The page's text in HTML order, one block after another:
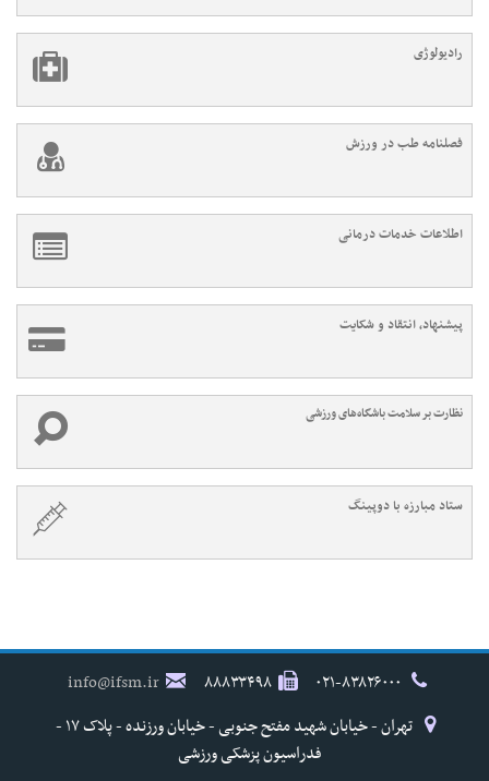
رادیولوژی
فصلنامه طب در ورزش
اطلاعات خدمات درمانی
پیشنهاد، انتقاد و شکایت
نظارت بر سلامت باشگاه‌های ورزشی
ستاد مبارزه با دوپینگ
۸۸۸۳۳۴۹۸
info@ifsm.ir
تهران - خیابان شهید مفتح جنوبی - خیابان ورزنده - پلاک ۱۷ -
فدراسیون پزشکی ورزشی